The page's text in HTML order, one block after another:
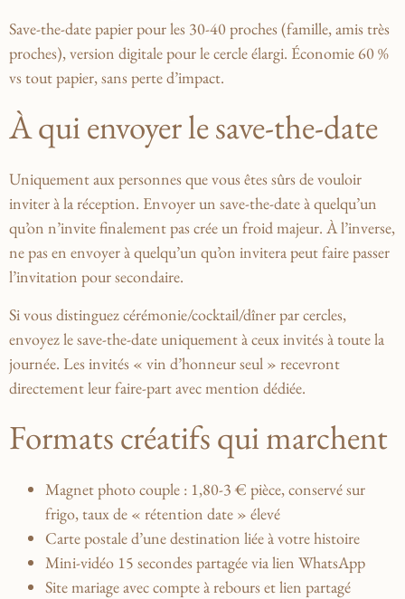
Save-the-date papier pour les 30-40 proches (famille, amis très
proches), version digitale pour le cercle élargi. Économie 60 %
vs tout papier, sans perte d’impact.
À qui envoyer le save-the-date
Uniquement aux personnes que vous êtes sûrs de vouloir
inviter à la réception. Envoyer un save-the-date à quelqu’un
qu’on n’invite finalement pas crée un froid majeur. À l’inverse,
ne pas en envoyer à quelqu’un qu’on invitera peut faire passer
l’invitation pour secondaire.
Si vous distinguez cérémonie/cocktail/dîner par cercles,
envoyez le save-the-date uniquement à ceux invités à toute la
journée. Les invités « vin d’honneur seul » recevront
directement leur faire-part avec mention dédiée.
Formats créatifs qui marchent
Magnet photo couple : 1,80-3 € pièce, conservé sur
frigo, taux de « rétention date » élevé
Carte postale d’une destination liée à votre histoire
Mini-vidéo 15 secondespartagée via lien WhatsApp
Site mariage avec compte à rebourset lien partagé